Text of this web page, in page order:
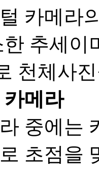
카메라
추세이
천체사
메라
중에는
초점을